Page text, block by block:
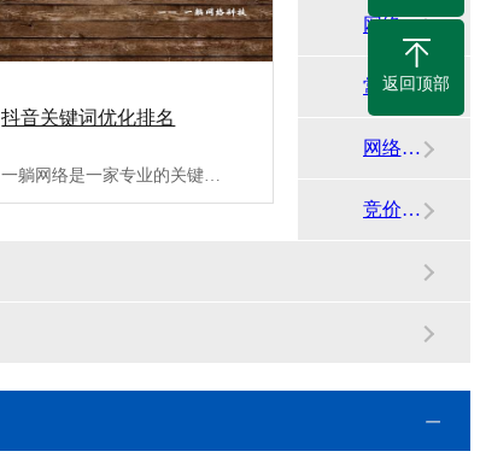
抖音关键词优化排名
网络平台动态
常见问答
网络代运营资讯
竞价运营知识
返回顶部